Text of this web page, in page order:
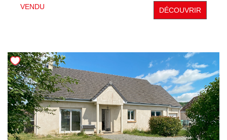
chambre, salle de bains avec douche, arrière cuisine. - A
l'étage: dégagement, 5 chambres, salle d'eau, 2
VENDU DÉCOUVRIR